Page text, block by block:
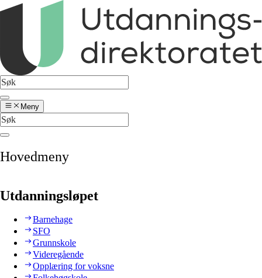
Meny
Hovedmeny
Utdanningsløpet
Barnehage
SFO
Grunnskole
Videregående
Opplæring for voksne